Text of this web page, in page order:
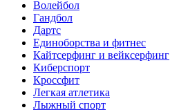
Волейбол
Гандбол
Дартс
Единоборства и фитнес
Кайтсерфинг и вейксерфинг
Киберспорт
Кроссфит
Легкая атлетика
Лыжный спорт